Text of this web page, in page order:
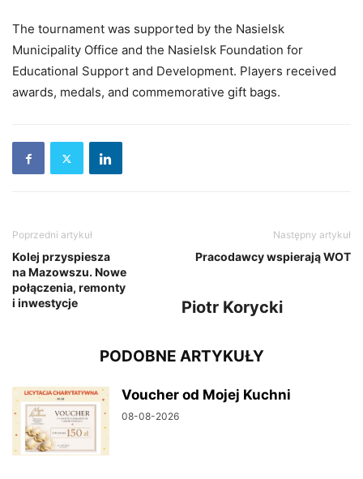
The tournament was supported by the Nasielsk
Municipality Office and the Nasielsk Foundation for
Educational Support and Development. Players received
awards, medals, and commemorative gift bags.
Poprzedni artykuł
Kolej przyspiesza
na Mazowszu. Nowe
połączenia, remonty
i inwestycje
Następny artykuł
Pracodawcy wspierają WOT
Piotr Korycki
PODOBNE ARTYKUŁY
Voucher od Mojej Kuchni
08-08-2026